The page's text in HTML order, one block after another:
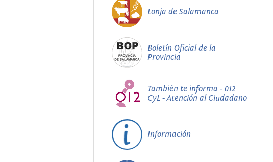
Lonja de Salamanca
Boletín Oficial de la
Provincia
También te informa - 012
CyL - Atención al Ciudadano
Información